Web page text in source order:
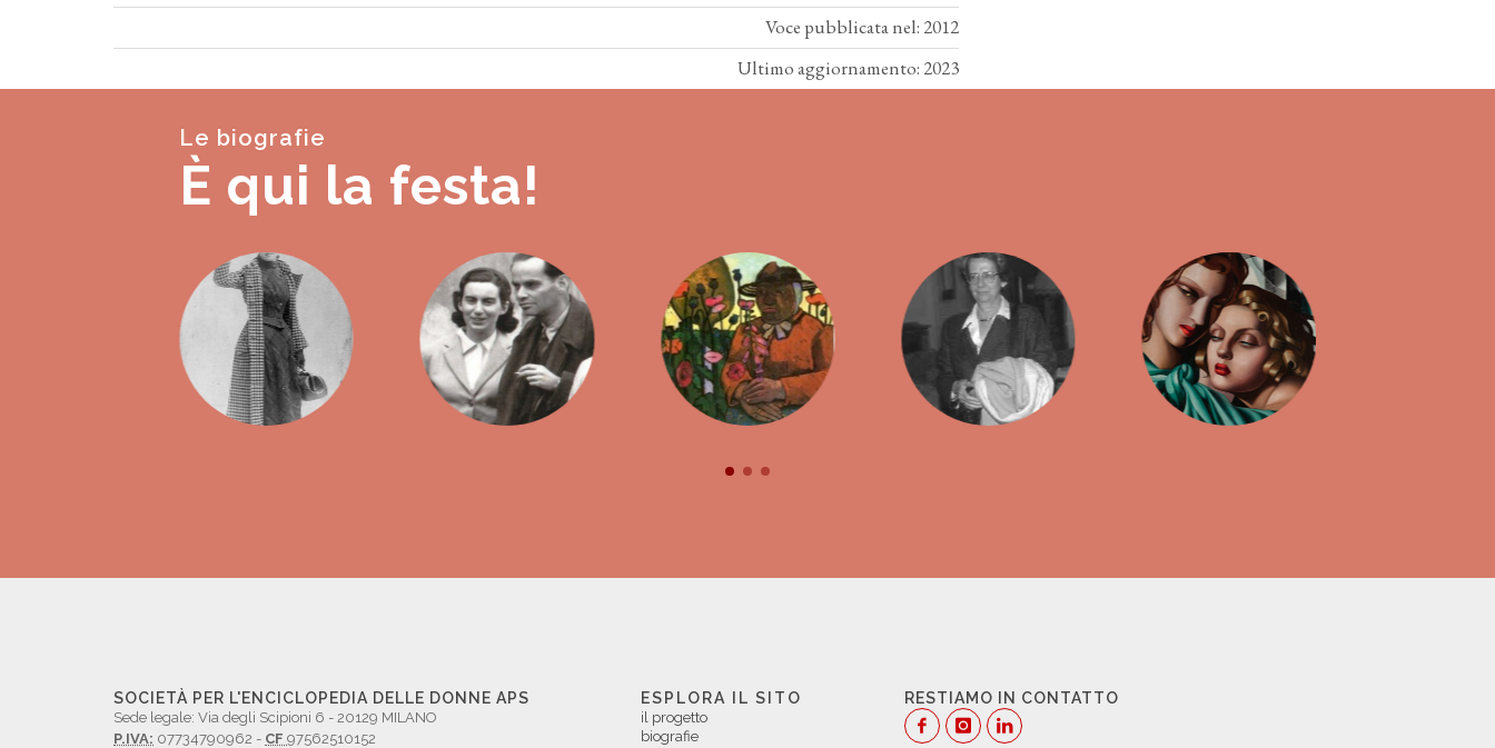
Voce pubblicata nel: 2012
Ultimo aggiornamento: 2023
Le biografie
È qui la festa!
SOCIETÀ PER L'ENCICLOPEDIA DELLE DONNE APS
Sede legale: Via degli Scipioni 6 - 20129 MILANO
P.IVA: 07734790962 - CF 97562510152
ESPLORA IL SITO
il progetto
biografie
RESTIAMO IN CONTATTO